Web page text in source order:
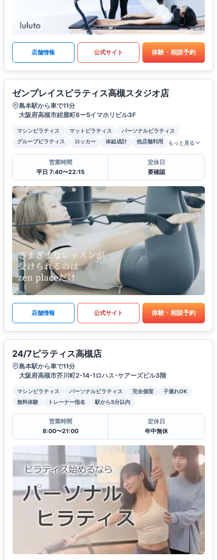
店舗情報 公式サイト 体験・相談予約
ゼンプレイスピラティス高槻スタジオ店
島本駅から車で11分
大阪府高槻市紺屋町6ー5イマホリビル3F
マシンピラティス マットピラティス
パーソナルピラティス
グループピラティス
ロッカー 体組成計 他店舗利用 もっと見る
営業時間
平日 7:40〜22:15
定休日
要確認
店舗情報 公式サイト 体験・相談予約
24/7ピラティス高槻店
島本駅から車で11分
大阪府高槻市芥川町2-14-1ロハス･ケアーズビル3階
マシンピラティス パーソナルピラティス 完全個室
子連れOK
無料体験
トレーナー指名 駅から5分以内
営業時間
8:00〜21:00
定休日
年中無休